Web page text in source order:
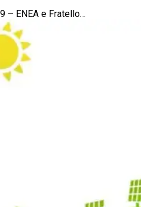
– ENEA e Fratello…